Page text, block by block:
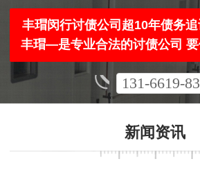
丰瑁闵行讨债公司超10年债务
丰瑁—是专业合法的讨债公司 要
131-6619-
新闻资讯